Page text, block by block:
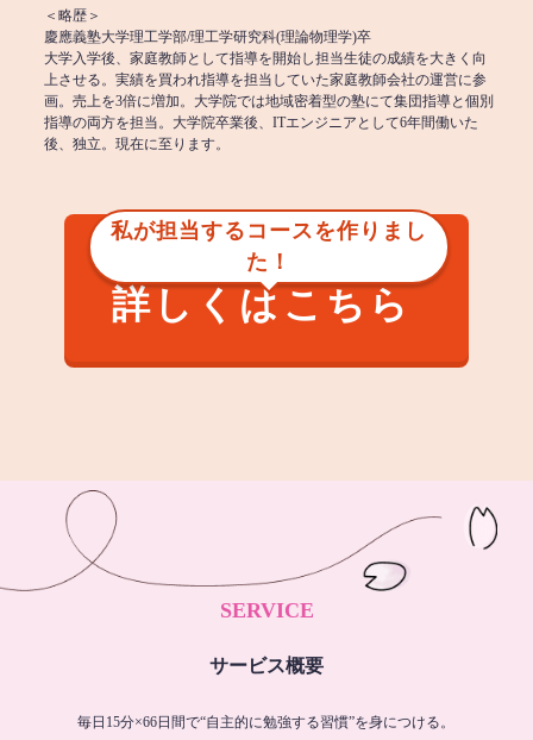
＜略歴＞
慶應義塾大学理工学部/理工学研究科(理論物理学)卒
大学入学後、家庭教師として指導を開始し担当生徒の成績を大きく向
上させる。実績を買われ指導を担当していた家庭教師会社の運営に参
画。売上を3倍に増加。大学院では地域密着型の塾にて集団指導と個別
指導の両方を担当。大学院卒業後、ITエンジニアとして6年間働いた
後、独立。現在に至ります。
私が担当するコースを作りまし
た！
詳しくはこちら
SERVICE
サービス概要
毎日15分×66日間で“自主的に勉強する習慣”を身につける。